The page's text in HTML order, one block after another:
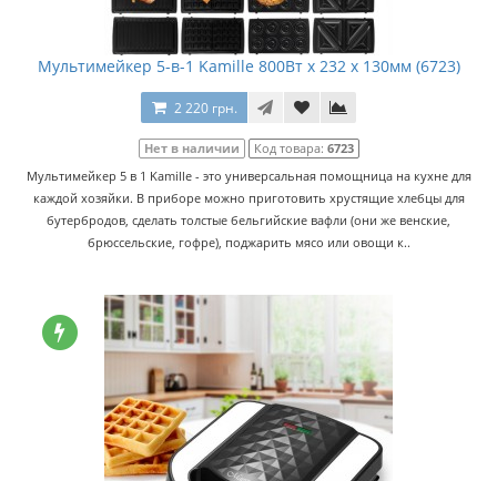
Мультимейкер 5-в-1 Kamille 800Вт x 232 x 130мм (6723)
2 220 грн.
Нет в наличии Код товара: 6723
Мультимейкер 5 в 1 Kamille - это универсальная помощница на кухне для
каждой хозяйки. В приборе можно приготовить хрустящие хлебцы для
бутербродов, сделать толстые бельгийские вафли (они же венские,
брюссельские, гофре), поджарить мясо или овощи к..